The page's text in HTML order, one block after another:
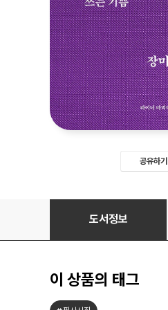
공유하기
장미여, 오 순수한 모순이여
도서정보
이 상품의 태그